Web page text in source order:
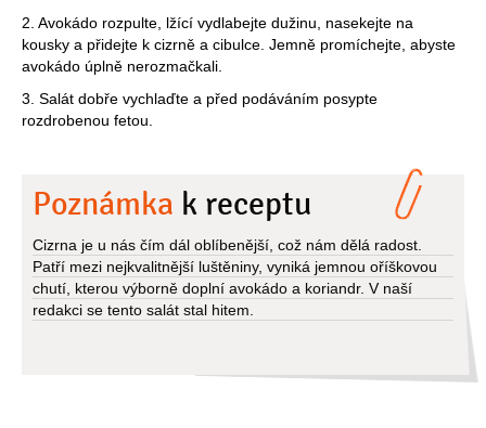
2. Avokádo rozpulte, lžící vydlabejte dužinu, nasekejte na
kousky a přidejte k cizrně a cibulce. Jemně promíchejte, abyste
avokádo úplně nerozmačkali.
3. Salát dobře vychlaďte a před podáváním posypte
rozdrobenou fetou.
Poznámka k receptu
Cizrna je u nás čím dál oblíbenější, což nám dělá radost.
Patří mezi nejkvalitnější luštěniny, vyniká jemnou oříškovou
chutí, kterou výborně doplní avokádo a koriandr. V naší
redakci se tento salát stal hitem.